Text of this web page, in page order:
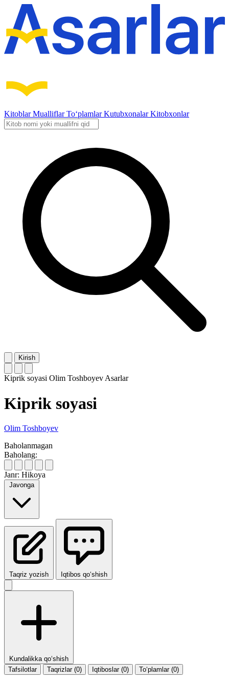
KitoblarMualliflarTo‘plamlarKutubxonalarKitobxonlar
Kirish
Kiprik soyasi Olim ToshboyevAsarlar
Kiprik soyasi
Olim Toshboyev
Baholanmagan
Baholang:
Janr: Hikoya
Javonga
Taqriz yozish Iqtibos qo‘shish
Kundalikka qo‘shish
Tafsilotlar
Taqrizlar (0) Iqtiboslar (0) To‘plamlar (0)